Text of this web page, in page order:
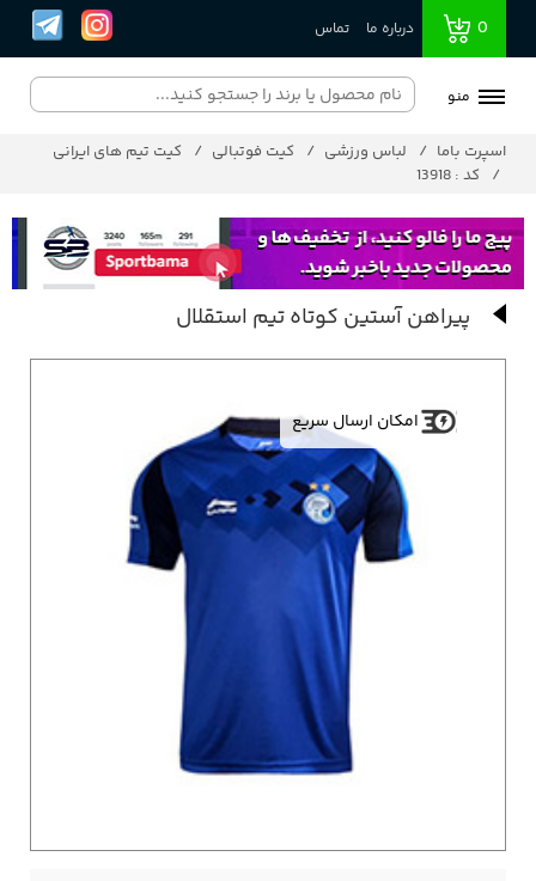
0 درباره ما تماس
منو
اسپرت باما لباس ورزشی کیت فوتبالی
کیت تیم های ایرانی
کد : 13918
پیراهن آستین کوتاه تیم استقلال
امکان ارسال سریع